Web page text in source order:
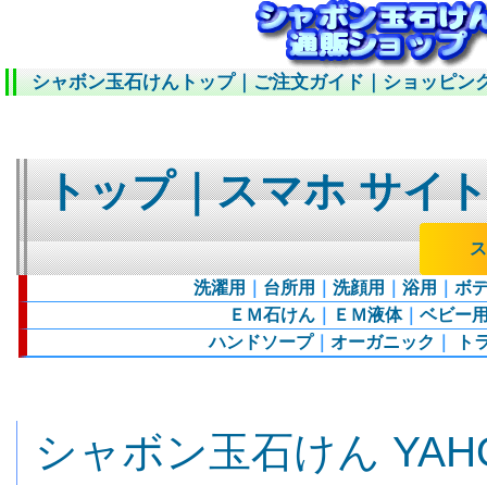
シャボン玉石けんトップ｜ご注文ガイド｜ショッピン
トップ｜スマホ サイ
洗濯用 台所用 洗顔用 浴用
ボ
ＥＭ石けん
ＥＭ液体｜ ベビー
ハンドソープ｜ オーガニック ト
シャボン玉石けん